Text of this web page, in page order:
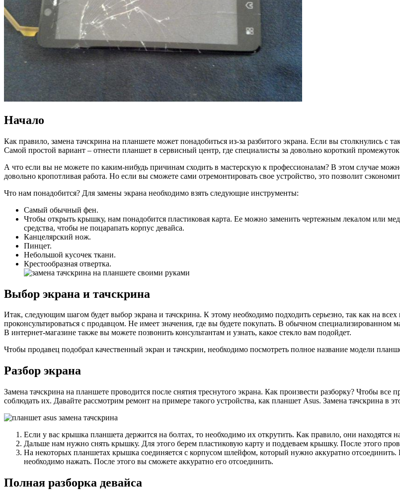
Начало
Как правило, замена тачскрина на планшете может понадобиться из-за разбитого экрана. Если вы столкнулись с
Самой простой вариант – отнести планшет в сервисный центр, где специалисты за довольно короткий
А что если вы не можете по каким-нибудь причинам сходить в мастерскую к профессионалам? В этом случае
довольно кропотливая работа. Но если вы сможете сами отремонтировать свое устройство, это позволит
Что нам понадобится? Для замены экрана необходимо взять следующие инструменты:
Самый обычный фен.
Чтобы открыть крышку, нам понадобится пластиковая карта. Ее можно заменить чертежным лекалом или
средства, чтобы не поцарапать корпус девайса.
Канцелярский нож.
Пинцет.
Небольшой кусочек ткани.
Крестообразная отвертка.
Выбор экрана и тачскрина
Итак, следующим шагом будет выбор экрана и тачскрина. К этому необходимо подходить серьезно, так как на
проконсультироваться с продавцом. Не имеет значения, где вы будете покупать. В обычном
В интернет-магазине также вы можете позвонить консультантам и узнать, какое стекло вам подойдет.
Чтобы продавец подобрал качественный экран и тачскрин, необходимо посмотреть полное название модели
Разбор экрана
Замена тачскрина на планшете проводится после снятия треснутого экрана. Как произвести разборку? Чтобы
соблюдать их. Давайте рассмотрим ремонт на примере такого устройства, как планшет Asus. Замена тачскрина в
Если у вас крышка планшета держится на болтах, то необходимо их открутить. Как правило, они находятся
Дальше нам нужно снять крышку. Для этого берем пластиковую карту и поддеваем крышку. После этого
На некоторых планшетах крышка соединяется с корпусом шлейфом, который нужно аккуратно отсоединить.
необходимо нажать. После этого вы сможете аккуратно его отсоединить.
Полная разборка девайса